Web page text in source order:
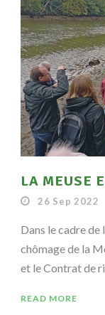
LA MEUSE
26 Sep 2022
Dans le cadre
chômage de la
et le Contrat de
READ MORE